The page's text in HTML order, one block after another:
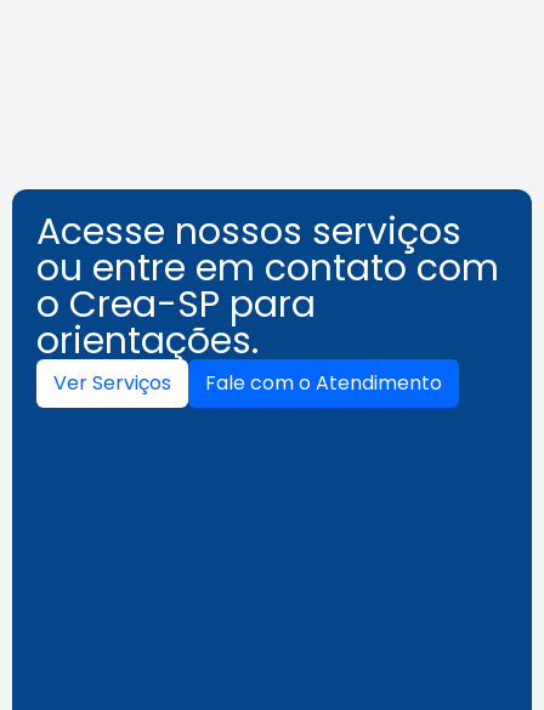
Acesse nossos serviços
ou entre em contato com
o Crea-SP para
orientações.
Ver Serviços Fale com o Atendimento